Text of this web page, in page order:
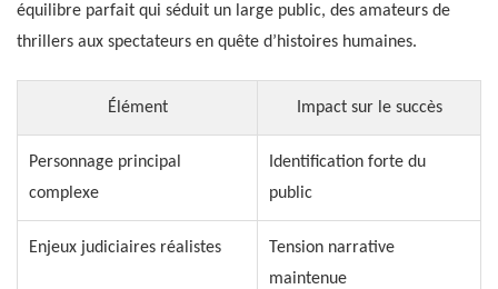
équilibre parfait qui séduit un large public, des amateurs de
thrillers aux spectateurs en quête d’histoires humaines.
Élément Impact sur le succès
Personnage principal
complexe
Identification forte du
public
Enjeux judiciaires réalistes
Tension narrative
maintenue